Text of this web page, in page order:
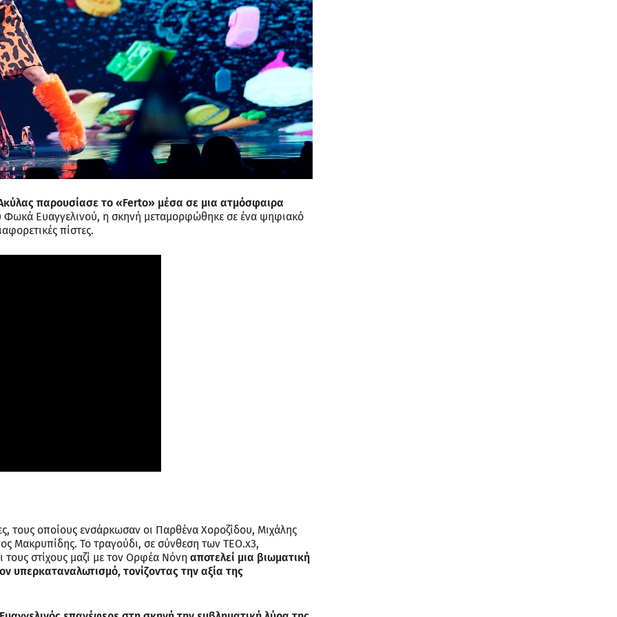
παρουσίασε το «Ferto» μέσα σε μια ατμόσφαιρα
Φωκά Ευαγγελινού, η σκηνή μεταμορφώθηκε σε ένα ψηφιακό
πίστες.
τους οποίους ενσάρκωσαν οι Παρθένα Χοροζίδου, Μιχάλης
Μακρυπίδης. Το τραγούδι, σε σύνθεση των TEO.x3,
στίχους μαζί με τον Ορφέα Νόνη αποτελεί μια βιωματική
υπερκαταναλωτισμό, τονίζοντας την αξία της